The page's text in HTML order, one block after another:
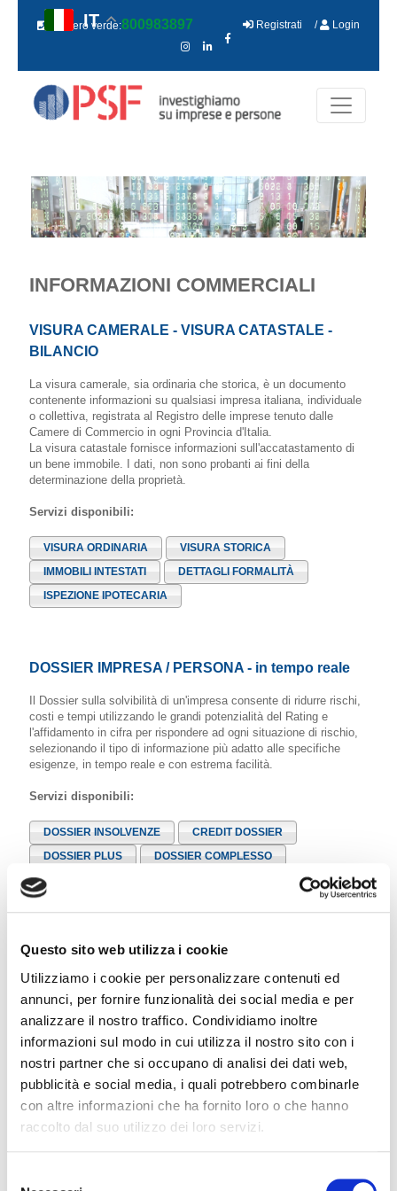
Questo sito web utilizza i cookie
Utilizziamo i cookie per personalizzare contenuti ed
annunci, per fornire funzionalità dei social media e per
analizzare il nostro traffico. Condividiamo inoltre
informazioni sul modo in cui utilizza il nostro sito con i
nostri partner che si occupano di analisi dei dati web,
pubblicità e social media, i quali potrebbero combinarle
con altre informazioni che ha fornito loro o che hanno
raccolto dal suo utilizzo dei loro servizi.
IT
Numero verde:800983897 / Login
Registrati
INFORMAZIONI COMMERCIALI
VISURA CAMERALE - VISURA CATASTALE -
BILANCIO
La visura camerale, sia ordinaria che storica, è un documento
contenente informazioni su qualsiasi impresa italiana, individuale
o collettiva, registrata al Registro delle imprese tenuto dalle
Camere di Commercio in ogni Provincia d'Italia.
La visura catastale fornisce informazioni sull'accatastamento di
un bene immobile. I dati, non sono probanti ai fini della
determinazione della proprietà.
Servizi disponibili:
VISURA ORDINARIA
VISURA STORICA
IMMOBILI INTESTATI
DETTAGLI FORMALITÀ
ISPEZIONE IPOTECARIA
DOSSIER IMPRESA / PERSONA - in tempo reale
Il Dossier sulla solvibilità di un'impresa consente di ridurre rischi,
costi e tempi utilizzando le grandi potenzialità del Rating e
l'affidamento in cifra per rispondere ad ogni situazione di rischio,
selezionando il tipo di informazione più adatto alle specifiche
esigenze, in tempo reale e con estrema facilità.
Servizi disponibili:
DOSSIER INSOLVENZE
CREDIT DOSSIER
DOSSIER PLUS
DOSSIER COMPLESSO
DOSSIER PERSONA
VISURE PROTESTI
REPORT AZIENDE
valutazione e interpretazione dei dati strutturali, economici e